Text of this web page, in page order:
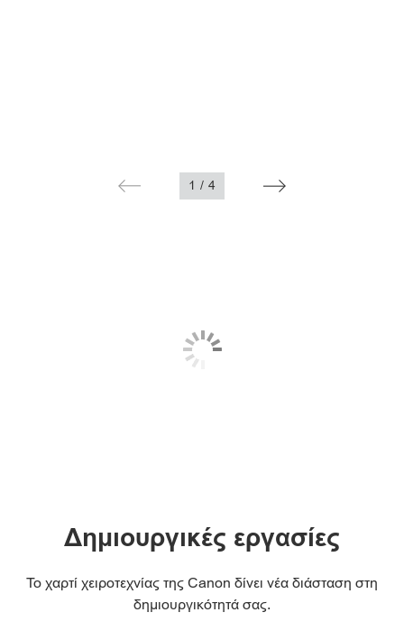
1 / 4
Δημιουργικές εργασίες
Το χαρτί χειροτεχνίας της Canon δίνει νέα διάσταση στη
δημιουργικότητά σας.